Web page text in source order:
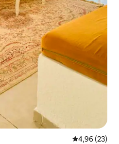
4,96 de uma
4,96 (23)